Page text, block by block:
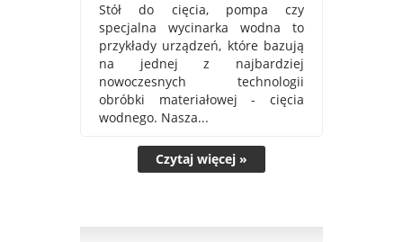
Stół do cięcia, pompa czy
specjalna wycinarka wodna to
przykłady urządzeń, które bazują
na jednej z najbardziej
nowoczesnych technologii
obróbki materiałowej - cięcia
wodnego. Nasza...
Czytaj więcej »